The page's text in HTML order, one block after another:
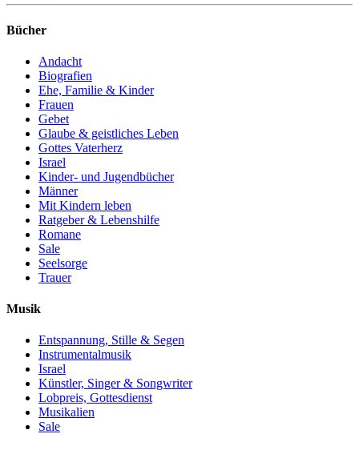
Bücher
Andacht
Biografien
Ehe, Familie & Kinder
Frauen
Gebet
Glaube & geistliches Leben
Gottes Vaterherz
Israel
Kinder- und Jugendbücher
Männer
Mit Kindern leben
Ratgeber & Lebenshilfe
Romane
Sale
Seelsorge
Trauer
Musik
Entspannung, Stille & Segen
Instrumentalmusik
Israel
Künstler, Singer & Songwriter
Lobpreis, Gottesdienst
Musikalien
Sale